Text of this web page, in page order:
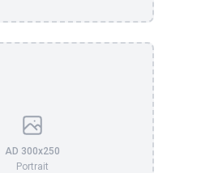
AD 300x250
Portrait